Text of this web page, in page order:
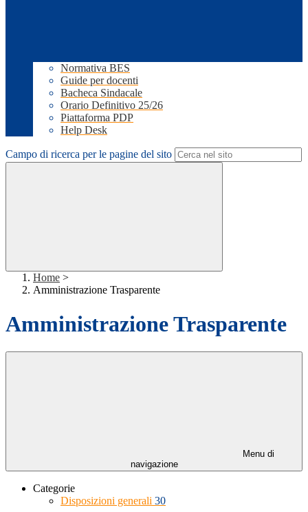
Normativa BES
Guide per docenti
Bacheca Sindacale
Orario Definitivo 25/26
Piattaforma PDP
Help Desk
Campo di ricerca per le pagine del sito
Home >
Amministrazione Trasparente
Amministrazione Trasparente
Menu di
navigazione
Categorie
Disposizioni generali 30